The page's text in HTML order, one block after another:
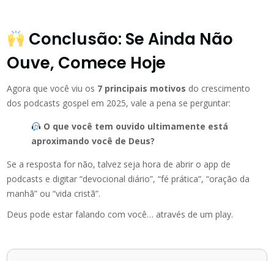
Conclusão: Se Ainda Não
Ouve, Comece Hoje
Agora que você viu os 7 principais motivos do crescimento
dos podcasts gospel em 2025, vale a pena se perguntar:
O que você tem ouvido ultimamente está
aproximando você de Deus?
Se a resposta for não, talvez seja hora de abrir o app de
podcasts e digitar “devocional diário”, “fé prática”, “oração da
manhã” ou “vida cristã”.
Deus pode estar falando com você… através de um play.